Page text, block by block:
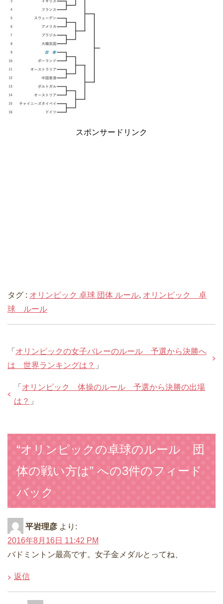
スポンサードリンク
タグ : オリンピック 卓球 団体 ルール, オリンピック 卓
球 ルール
「 オリンピックの女子バレーのルール 予選から決勝へ
は 世界ランキングは？ 」
「 オリンピック 体操のルール 予選から決勝の出場
は？ 」
“オリンピックの卓球のルール 団
体の戦い方は” への3件のフィード
バック
平岩理彦 より:
2016年8月16日 11:42 PM
バドミントン最高です。女子金メダルとってね、
返信